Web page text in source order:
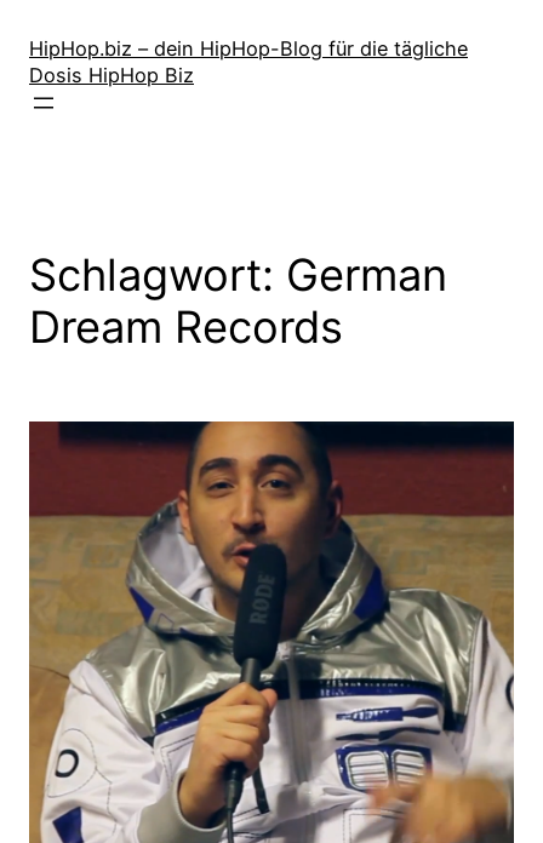
Inhalt
springen
HipHop.biz – dein HipHop-Blog für die tägliche
Dosis HipHop Biz
Schlagwort: German
Dream Records